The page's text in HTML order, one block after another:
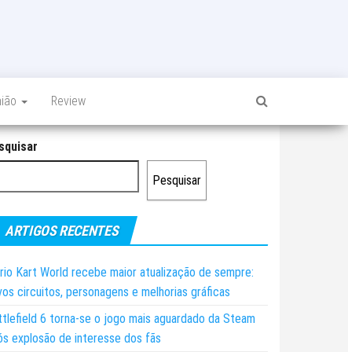
Review
Pesquisar
ARTIGOS RECENTES
Kart World recebe maior atualização de sempre:
circuitos, personagens e melhorias gráficas
6 torna-se o jogo mais aguardado da Steam
explosão de interesse dos fãs